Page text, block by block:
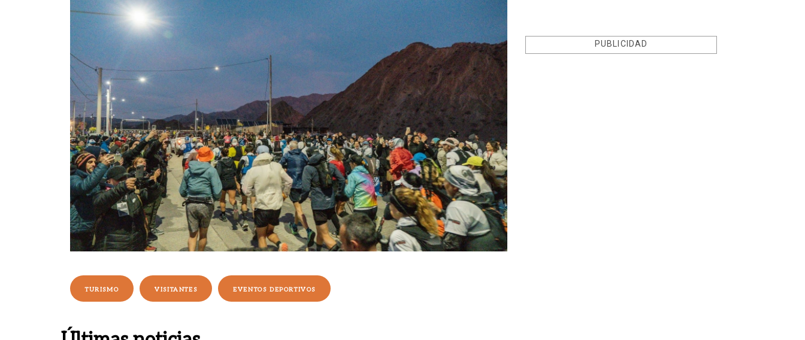
TURISMO VISITANTES EVENTOS DEPORTIVOS
PUBLICIDAD